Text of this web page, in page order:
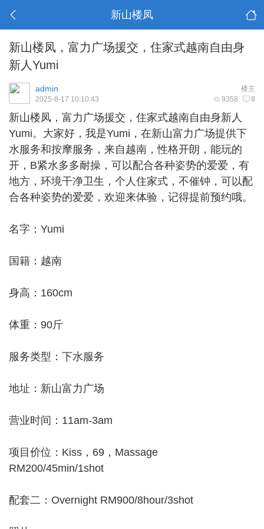
新山楼凤
新山楼凤，富力广场援交，住家式越南自由身
新人Yumi
楼主
admin
9358 8
2025-8-17 10:10:43
新山楼凤 ，富力广场援交，住家式越南自由身新人
Yumi。大家好，我是Yumi，在新山富力广场提供下
水服务和按摩服务，来自越南，性格开朗，能玩的
开，B紧水多多耐操，可以配合各种姿势的爱爱，有
地方，环境干净卫生，个人住家式，不催钟，可以配
合各种姿势的爱爱，欢迎来体验，记得提前预约哦。
名字：Yumi
国籍：越南
身高：160cm
体重：90斤
服务类型：下水服务
地址：新山富力广场
营业时间：11am-3am
项目价位：Kiss，69，Massage
RM200/45min/1shot
配套二：Overnight RM900/8hour/3shot